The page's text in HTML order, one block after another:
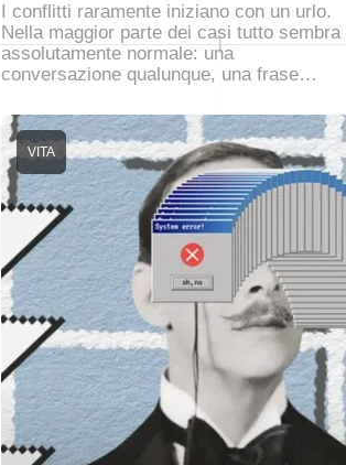
I conflitti raramente iniziano con un urlo.
Nella maggior parte dei casi tutto sembra
assolutamente normale: una
conversazione qualunque, una frase…
VITA